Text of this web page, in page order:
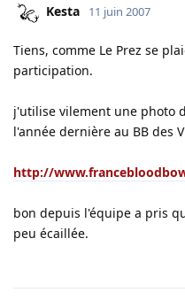
Kesta 11 juin 2007
Tiens, comme Le Prez se
participation.
j'utilise vilement une photo
l'année dernière au BB des
http://
bon depuis l'équipe a pris
peu écaillée.